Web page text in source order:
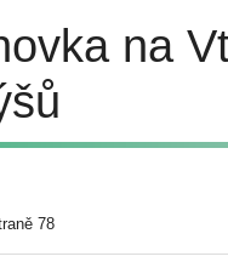
na
78